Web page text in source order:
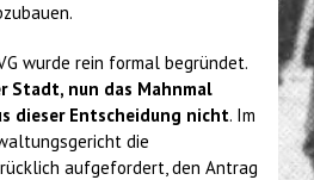
wurde rein formal begründet.
Stadt, nun das Mahnmal
dieser Entscheidung nicht. Im
die
aufgefordert, den Antrag